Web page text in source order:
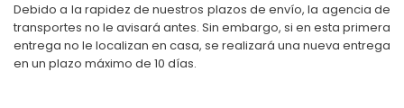
Debido a la rapidez de nuestros plazos de envío, la agencia de
transportes no le avisará antes. Sin embargo, si en esta primera
entrega no le localizan en casa, se realizará una nueva entrega
en un plazo máximo de 10 días.